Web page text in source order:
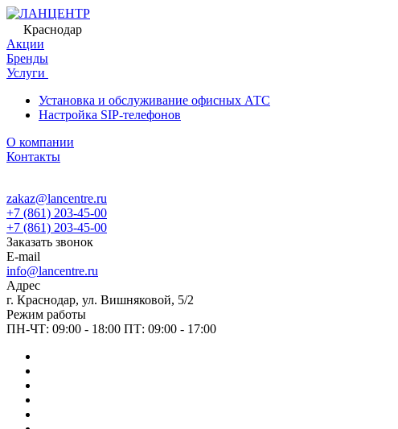
Краснодар
Акции
Бренды
Услуги
Установка и обслуживание офисных АТС
Настройка SIP-телефонов
О компании
Контакты
zakaz@lancentre.ru
+7 (861) 203-45-00
+7 (861) 203-45-00
Заказать звонок
E-mail
info@lancentre.ru
Адрес
г. Краснодар, ул. Вишняковой, 5/2
Режим работы
ПН-ЧТ: 09:00 - 18:00 ПТ: 09:00 - 17:00